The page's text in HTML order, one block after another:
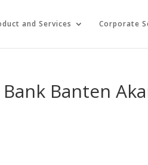
and Services Corporate
Banten